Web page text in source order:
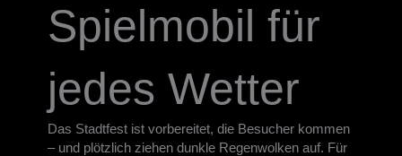
Spielmobil für
jedes Wetter
Das Stadtfest ist vorbereitet, die Besucher kommen
– und plötzlich ziehen dunkle Regenwolken auf. Für